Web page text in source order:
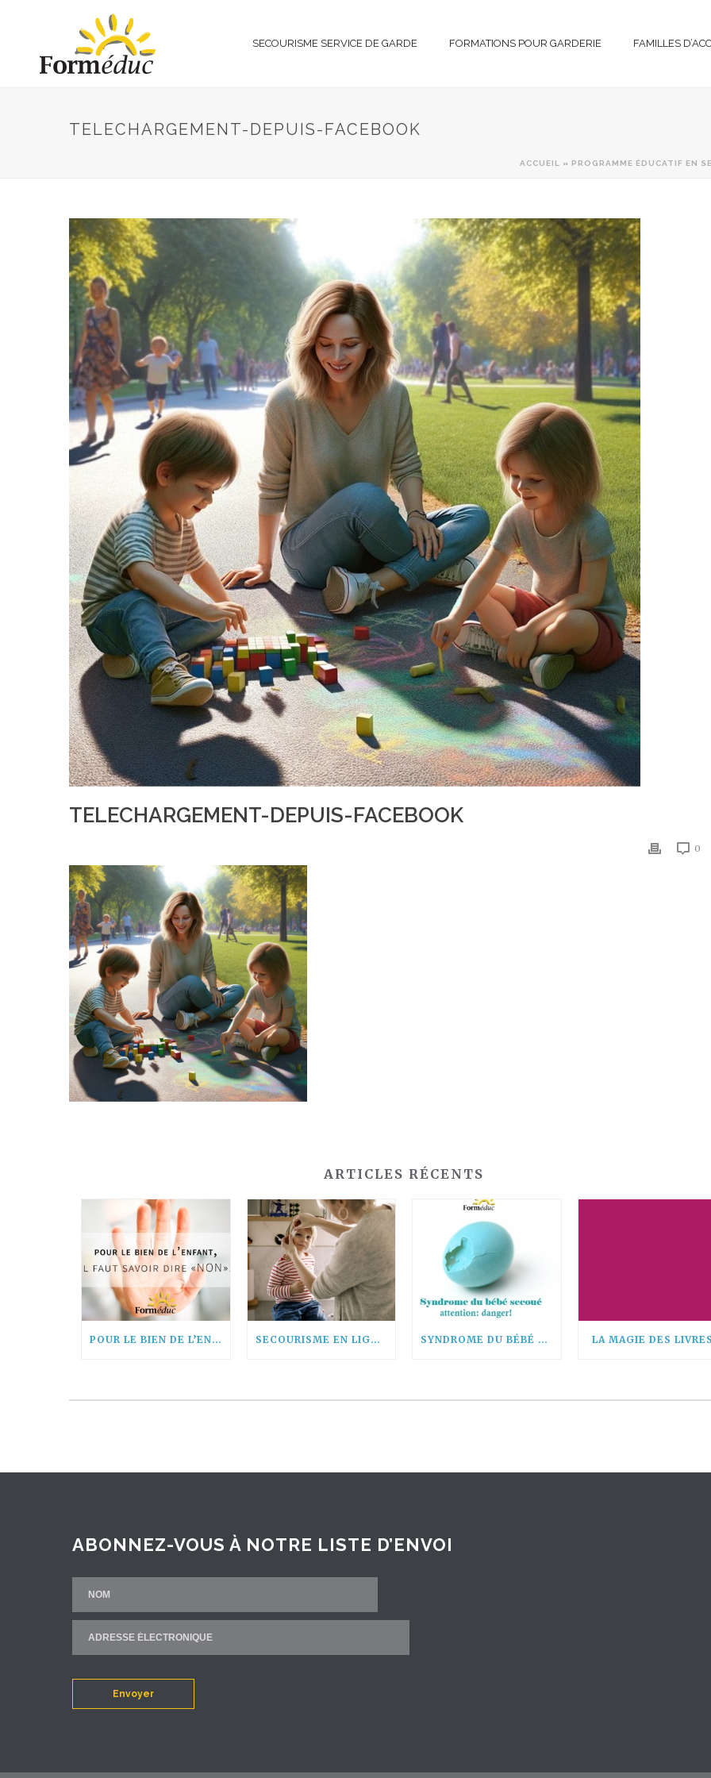
SECOURISME SERVICE DE GARDE FORMATIONS POUR GARDERIE FAMILLES
TELECHARGEMENT-DEPUIS-FACEBOOK
ACCUEIL » PROGRAMME ÉDUCATIF EN
TELECHARGEMENT-DEPUIS-FACEBOOK
0
ARTICLES RÉCENTS
POUR LE BIEN DE L’ENFANT, IL FAUT SAVOIR DIRE « NON! » SECOURISME EN LIGNE, IL EST TEMPS DE SE MOBILISER ! SYNDROME DU BÉBÉ SECOUÉ: ATTENTION DANGER! LA MAGIE DES
ABONNEZ-VOUS À NOTRE LISTE D’ENVOI
Envoyer